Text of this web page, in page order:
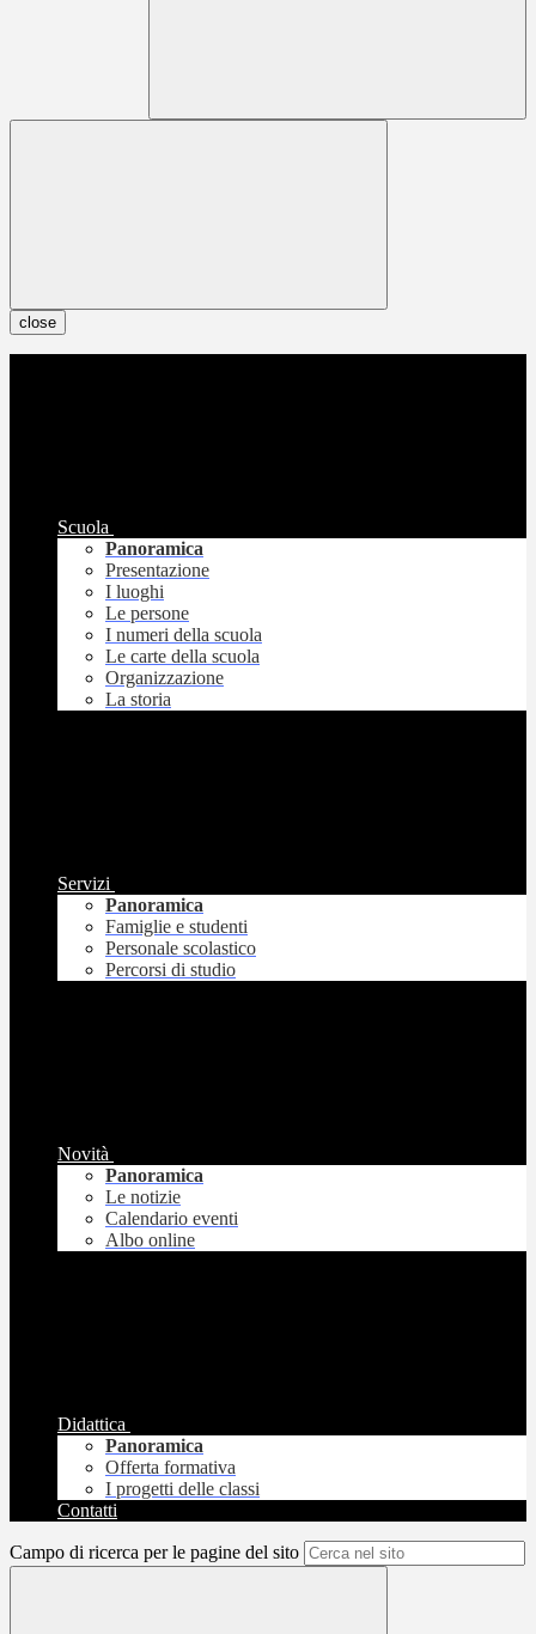
close
Scuola
Panoramica
Presentazione
I luoghi
Le persone
I numeri della scuola
Le carte della scuola
Organizzazione
La storia
Servizi
Panoramica
Famiglie e studenti
Personale scolastico
Percorsi di studio
Novità
Panoramica
Le notizie
Calendario eventi
Albo online
Didattica
Panoramica
Offerta formativa
I progetti delle classi
Contatti
Campo di ricerca per le pagine del sito